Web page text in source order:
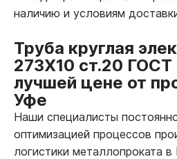
наличию и условиям
Труба круглая
273Х10 ст.20
лучшей цене от
Уфе
Наши специалисты
оптимизацией процессов
логистики металлопроката